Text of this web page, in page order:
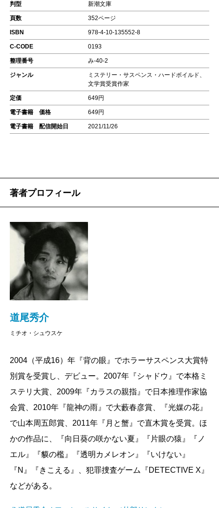
判型 新潮文庫
頁数 352ページ
ISBN 978-4-10-135552-8
C-CODE 0193
整理番号 み-40-2
ジャンル
ミステリー・サスペンス・ハードボイルド、
文学賞受賞作家
定価 649円
電子書籍 価格 649円
電子書籍 配信開始日 2021/11/26
著者プロフィール
道尾秀介
ミチオ・シュウスケ
2004（平成16）年『背の眼』でホラーサスペンス大賞特
別賞を受賞し、デビュー。2007年『シャドウ』で本格ミ
ステリ大賞、2009年『カラスの親指』で日本推理作家協
会賞、2010年『龍神の雨』で大藪春彦賞、『光媒の花』
で山本周五郎賞、2011年『月と蟹』で直木賞を受賞。ほ
かの作品に、『向日葵の咲かない夏』『片眼の猿』『ノ
エル』『貘の檻』『透明カメレオン』『いけない』
『N』『きこえる』、犯罪捜査ゲーム『DETECTIVE X』
などがある。